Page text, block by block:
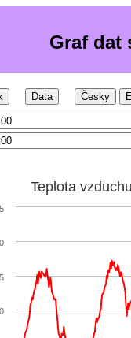
Graf dat
Data Česky
Teplota